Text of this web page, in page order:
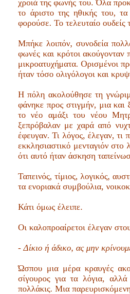
χροιά της φωνής του. Όλα
το άριστο της ηθικής του,
φορούσε. Το τελευταίο
Μπήκε λοιπόν, συνοδεία
φωνές και κρότοι
μικροατυχήματα. Ορισμένοι
ήταν τόσο ολιγόλογοι και
Η πόλη ακολούθησε τη
φάνηκε προς στιγμήν, μια
το νέο αμάξι του νέου
ξεπρόβαλαν με χαρά από
έφευγαν. Τι λόγος, έλεγαν, τι
εκκλησιαστικό μενταγιόν στο
ότι αυτό ήταν άσκηση
Ταπεινός, τίμιος, λογικός,
τα ενοριακά συμβούλια,
Κάτι όμως έλειπε.
Οι καλοπροαίρετοι έλεγαν
- Δίκιο ή άδικο, ας μην
Ώσπου μια μέρα κραυγές
σίγουρος για τα λόγια,
πολλάκις. Μια